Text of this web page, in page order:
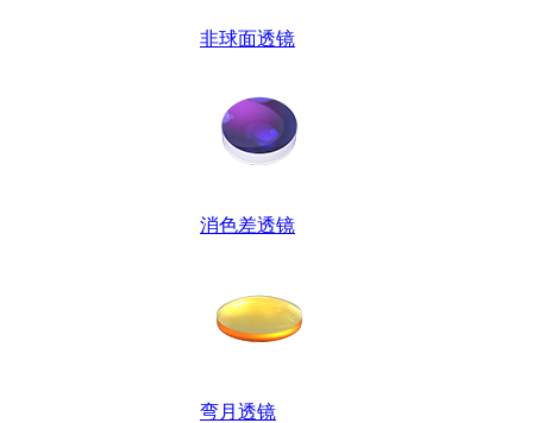
非球面透镜
消色差透镜
弯月透镜